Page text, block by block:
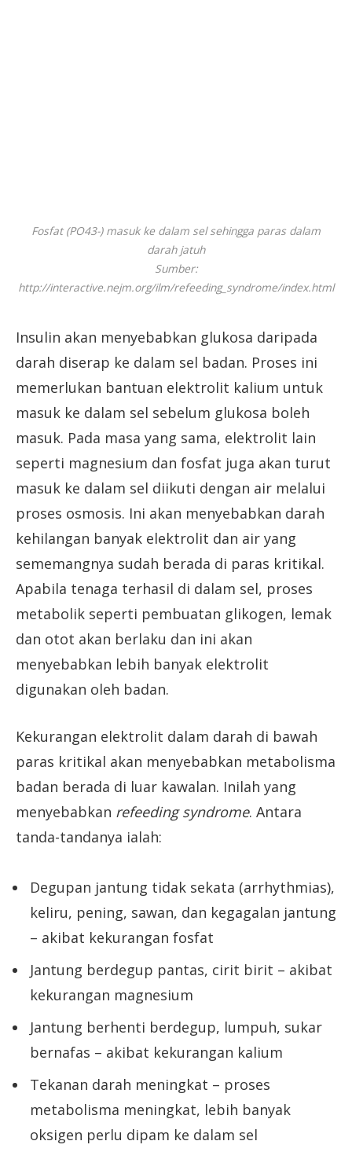
Fosfat (PO43-) masuk ke dalam sel sehingga paras dalam
darah jatuh
Sumber:
http://interactive.nejm.org/ilm/refeeding_syndrome/index.html
Insulin akan menyebabkan glukosa daripada
darah diserap ke dalam sel badan. Proses ini
memerlukan bantuan elektrolit kalium untuk
masuk ke dalam sel sebelum glukosa boleh
masuk. Pada masa yang sama, elektrolit lain
seperti magnesium dan fosfat juga akan turut
masuk ke dalam sel diikuti dengan air melalui
proses osmosis. Ini akan menyebabkan darah
kehilangan banyak elektrolit dan air yang
sememangnya sudah berada di paras kritikal.
Apabila tenaga terhasil di dalam sel, proses
metabolik seperti pembuatan glikogen, lemak
dan otot akan berlaku dan ini akan
menyebabkan lebih banyak elektrolit
digunakan oleh badan.
Kekurangan elektrolit dalam darah di bawah
paras kritikal akan menyebabkan metabolisma
badan berada di luar kawalan. Inilah yang
menyebabkan refeeding syndrome. Antara
tanda-tandanya ialah:
Degupan jantung tidak sekata (arrhythmias),
keliru, pening, sawan, dan kegagalan jantung
– akibat kekurangan fosfat
Jantung berdegup pantas, cirit birit – akibat
kekurangan magnesium
Jantung berhenti berdegup, lumpuh, sukar
bernafas – akibat kekurangan kalium
Tekanan darah meningkat – proses
metabolisma meningkat, lebih banyak
oksigen perlu dipam ke dalam sel